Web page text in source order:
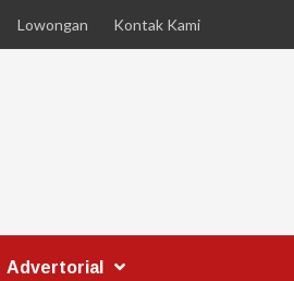
Lowongan Kontak Kami
Advertorial